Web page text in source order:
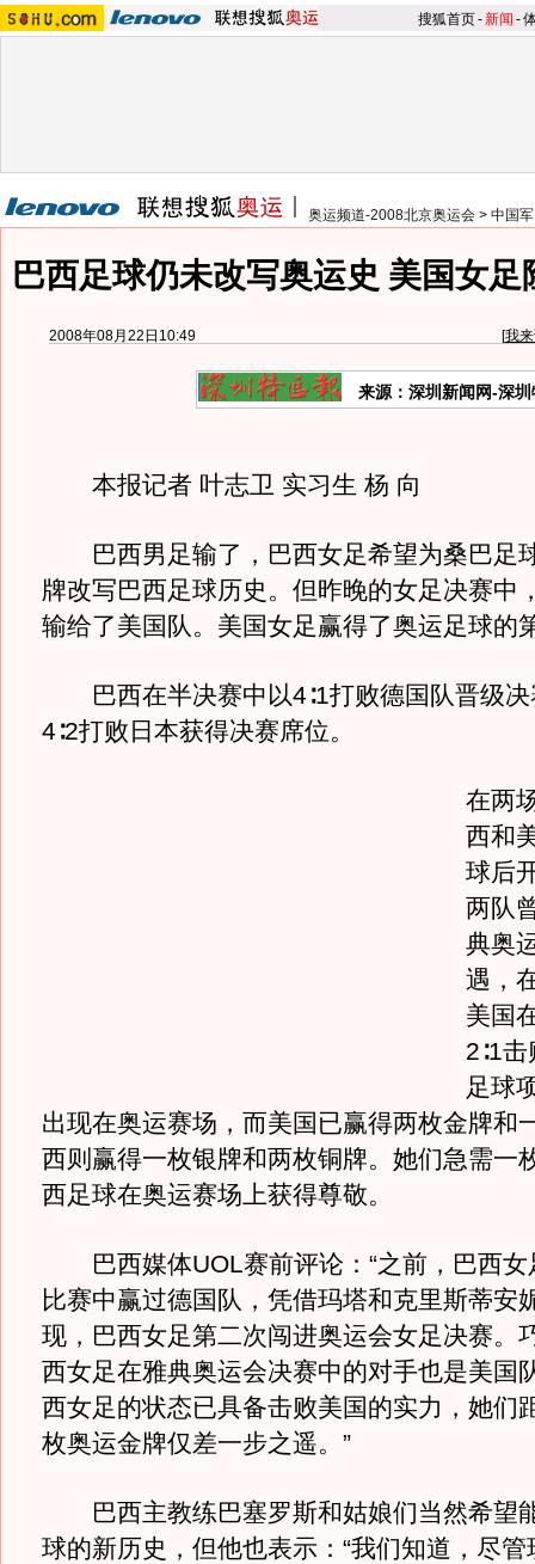
搜狐首页-新闻 -
奥运频道-2008北京奥运会 > 中国
巴西足球仍未改写奥运史 美国女足
2008年08月22日10:49 [我
来源：深圳新闻网-深
本报记者 叶志卫 实习生 杨 向
巴西男足输了，巴西女足希望为桑巴足
牌改写巴西足球历史。但昨晚的女足决赛中
输给了美国队。美国女足赢得了奥运足球的
巴西在半决赛中以4∶1打败德国队晋级决
4∶2打败日本获得决赛席位。
在两
西和
球后
两队
典奥
遇，
美国
2∶1
足球
出现在奥运赛场，而美国已赢得两枚金牌和
西则赢得一枚银牌和两枚铜牌。她们急需一
西足球在奥运赛场上获得尊敬。
巴西媒体UOL赛前评论：“之前，巴西女
比赛中赢过德国队，凭借玛塔和克里斯蒂安
现，巴西女足第二次闯进奥运会女足决赛。
西女足在雅典奥运会决赛中的对手也是美国
西女足的状态已具备击败美国的实力，她们
枚奥运金牌仅差一步之遥。”
巴西主教练巴塞罗斯和姑娘们当然希望
球的新历史，但他也表示：“我们知道，尽